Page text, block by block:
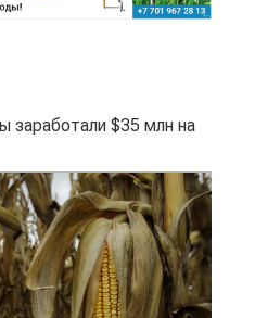
заработали $35 млн на